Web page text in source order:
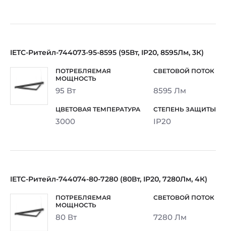
IETC-Ритейл-744073-95-8595 (95Вт, IP20, 8595Лм, 3К)
95 Вт 8595 Лм
3000 IP20
IETC-Ритейл-744074-80-7280 (80Вт, IP20, 7280Лм, 4К)
80 Вт 7280 Лм